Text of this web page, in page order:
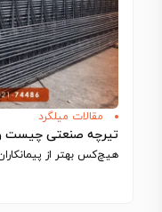
مقالات میلگرد
تیرچه صنعتی چیست و